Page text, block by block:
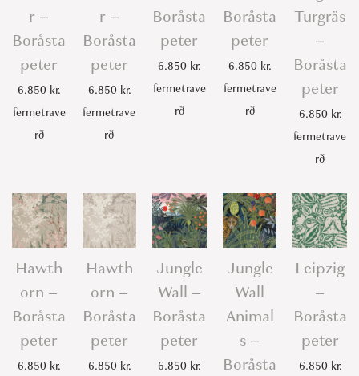
r –
Boråsta
peter
6.850 kr.
fermetrave
rð
r –
Boråsta
peter
6.850 kr.
fermetrave
rð
Boråsta
peter
6.850 kr.
fermetrave
rð
Boråsta
peter
6.850 kr.
fermetrave
rð
Turgräs
–
Boråsta
peter
6.850 kr.
fermetrave
rð
Hawth
orn –
Boråsta
peter
6.850 kr.
Hawth
orn –
Boråsta
peter
6.850 kr.
Jungle
Wall –
Boråsta
peter
6.850 kr.
Jungle
Wall
Animal
s –
Boråsta
Leipzig
–
Boråsta
peter
6.850 kr.